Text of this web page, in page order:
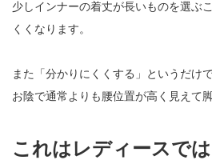
少しインナーの着丈が長いものを選ぶ
くくなります。
また「分かりにくくする」というだけ
お陰で通常よりも腰位置が高く見えて
これはレディースで